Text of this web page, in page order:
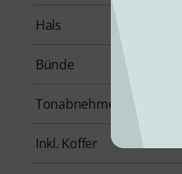
Hals
Bünde
Tonabnehmerbestückung
Inkl. Koffer